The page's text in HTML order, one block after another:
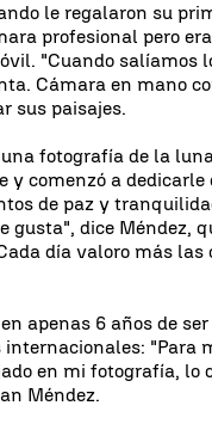
le regalaron su
profesional pero
"Cuando salíamos
Cámara en mano
sus paisajes.
fotografía de la
y comenzó a
de paz y
gusta", dice Méndez,
día valoro más las
apenas 6 años de
"Para
en mi fotografía, lo
Méndez.